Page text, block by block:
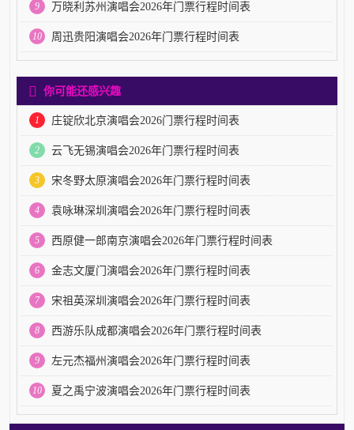
9 万晓利苏州演唱会2026年门票行程时间表
10 周迅贵阳演唱会2026年门票行程时间表
你可能还感兴趣
1 庄锭欣北京演唱会2026门票行程时间表
2 云飞无锡演唱会2026年门票行程时间表
3 宋冬野太原演唱会2026年门票行程时间表
4 袁咏琳深圳演唱会2026年门票行程时间表
5 西原健一郎南京演唱会2026年门票行程时间表
6 金志文厦门演唱会2026年门票行程时间表
7 宋祖英深圳演唱会2026年门票行程时间表
8 西游乐队成都演唱会2026年门票行程时间表
9 左元杰福州演唱会2026年门票行程时间表
10 夏之禹宁波演唱会2026年门票行程时间表